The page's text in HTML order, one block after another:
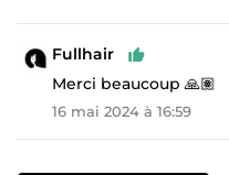
Fullhair
Merci beaucoup 🙏🏽
16 mai 2024 à 16:59